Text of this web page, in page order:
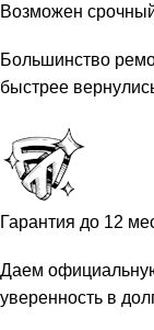
Возможен
Большинство
быстрее
Гарантия до 12
Даем
уверенность в